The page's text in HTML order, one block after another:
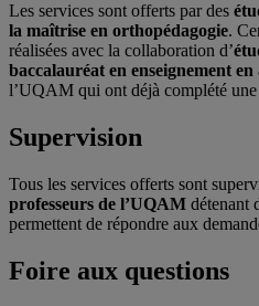
Les services sont offerts par des
la maîtrise en orthopédagogie.
réalisées avec la collaboration d’
baccalauréat en enseignement
l’UQAM qui ont déjà complété
Supervision
Tous les services offerts sont
professeurs de l’UQAM détenant
permettent de répondre aux
Foire aux questions